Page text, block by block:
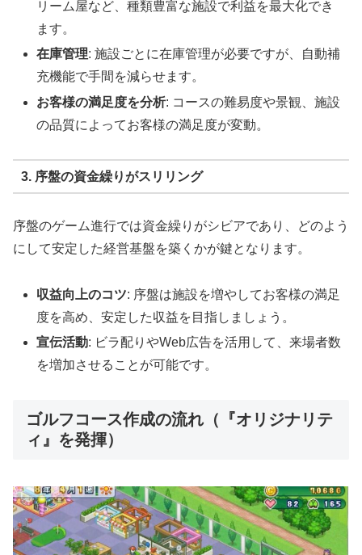
リーム屋など、種類豊富な施設で利益を最大化でき
ます。
在庫管理: 施設ごとに在庫管理が必要ですが、自動補
充機能で手間を減らせます。
お客様の満足度を分析: コースの難易度や景観、施設
の品質によってお客様の満足度が変動。
3. 序盤の資金繰りがスリリング
序盤のゲーム進行では資金繰りがシビアであり、どのよう
にして安定した経営基盤を築くかが鍵となります。
収益向上のコツ: 序盤は施設を増やしてお客様の満足
度を高め、安定した収益を目指しましょう。
宣伝活動: ビラ配りやWeb広告を活用して、来場者数
を増加させることが可能です。
ゴルフコース作成の流れ（『オリジナリテ
ィ』を発揮）